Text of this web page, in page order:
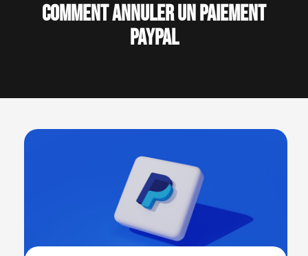
comment annuler un paiement
paypal